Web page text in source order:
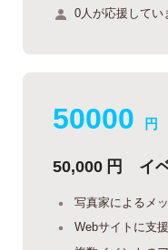
0人が応援してい
50000 円
50,000 円 イ
写真家によるメ
Webサイトに支